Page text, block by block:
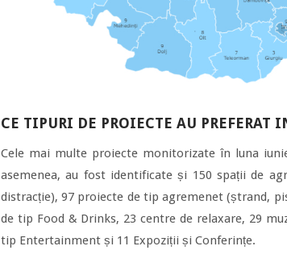
CE TIPURI DE PROIECTE AU PREFERAT
Cele mai multe proiecte monitorizate în luna
asemenea, au fost identificate și 150 spații de
distracție), 97 proiecte de tip agremenet (ștrand,
de tip Food & Drinks, 23 centre de relaxare, 29
tip Entertainment și 11 Expoziții și Conferințe.